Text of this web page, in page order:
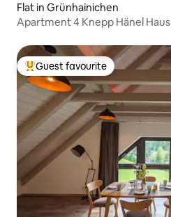
Flat in Grünhainichen
Apartment 4 Knepp Hänel Haus
Top guest favourite
Guest favourite